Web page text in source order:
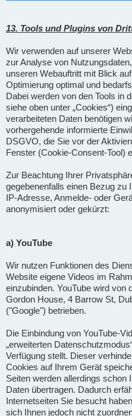
13. Tools und Plugins von
Wir verwenden auf unserer
zur Analyse von
unseren Webauftritt mit Blick
Optimierung optimal und
Dabei werden von den Tools in
siehe oben unter „Cookies“)
verarbeiteten Daten benötigen
vorhergehende informierte
DSGVO, die Sie vor der
Fenster (Cookie-Consent-Tool)
Zur Beachtung Ihrer
gegebenenfalls einen Bezug zu
IP-Adresse, Anmelde- oder
anonymisiert oder gekürzt:
a) YouTube
Wir nutzen Funktionen des
Website eigene Videos im
einzubinden. YouTube wird von
Gordon House, 4 Barrow St,
("Google") betrieben.
Die Einbindung von YouTube-
„erweiterten
Verfügung stellt. Dieser
Cookies auf Ihrem Gerät
Seiten werden allerdings schon
Daten übertragen. Dadurch
Internetseiten Sie besucht
sich Ihnen jedoch nicht